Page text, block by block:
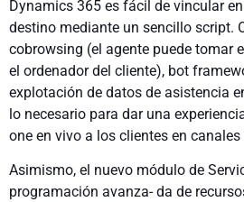
Dynamics 365 es fácil de vincular
destino mediante un sencillo script.
cobrowsing (el agente puede tomar
el ordenador del cliente), bot
explotación de datos de asistencia
lo necesario para dar una
one en vivo a los clientes en
Asimismo, el nuevo módulo de
programación avanza- da de